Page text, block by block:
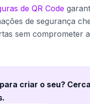
de QR Code
de segurança
sem comprometer a
criar o seu?
.